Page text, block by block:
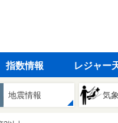
指数情報 レジャー
地震情報 気